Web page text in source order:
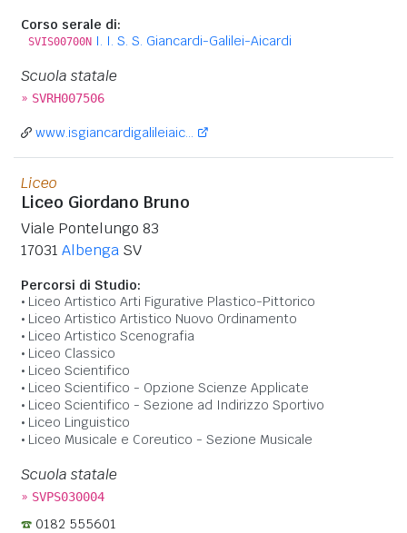
Corso serale di:
SVIS00700N I. I. S. S. Giancardi-Galilei-Aicardi
Scuola statale
» SVRH007506
www.isgiancardigalileiaic...
Liceo
Liceo Giordano Bruno
Viale Pontelungo 83
17031 Albenga SV
Percorsi di Studio:
Liceo Artistico Arti Figurative Plastico-Pittorico
Liceo Artistico Artistico Nuovo Ordinamento
Liceo Artistico Scenografia
Liceo Classico
Liceo Scientifico
Liceo Scientifico - Opzione Scienze Applicate
Liceo Scientifico - Sezione ad Indirizzo Sportivo
Liceo Linguistico
Liceo Musicale e Coreutico - Sezione Musicale
Scuola statale
» SVPS030004
0182 555601